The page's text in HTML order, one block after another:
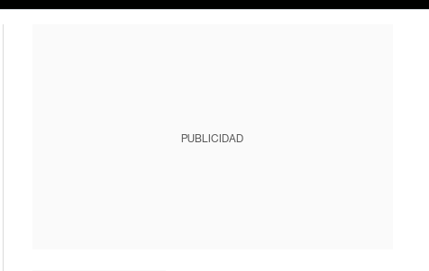
PUBLICIDAD